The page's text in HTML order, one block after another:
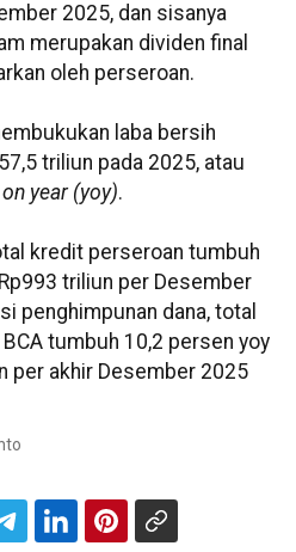
2025, dan sisanya
merupakan dividen final
oleh perseroan.
laba bersih
triliun pada 2025, atau
year (yoy).
kredit perseroan tumbuh
triliun per Desember
penghimpunan dana, total
tumbuh 10,2 persen yoy
per akhir Desember 2025